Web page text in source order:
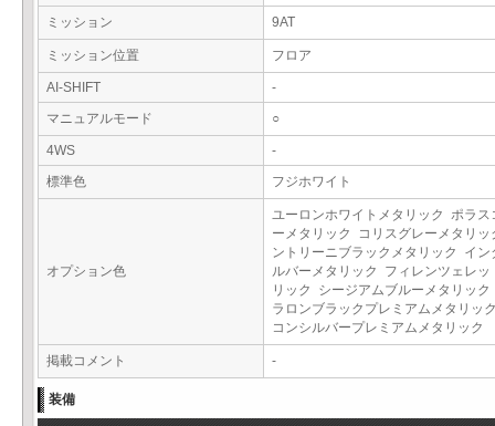
ミッション 9AT
ミッション位置 フロア
AI-SHIFT
-
マニュアルモード
○
4WS
-
標準色
フジホワイト
オプション色
ユーロンホワイトメタリック ポラス
ーメタリック コリスグレーメタリ
ントリーニブラックメタリック イン
ルバーメタリック フィレンツェレッ
リック シージアムブルーメタリッ
ラロンブラックプレミアムメタリッ
コンシルバープレミアムメタリック
掲載コメント -
装備